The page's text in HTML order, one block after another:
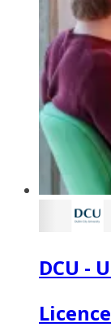
DCU -